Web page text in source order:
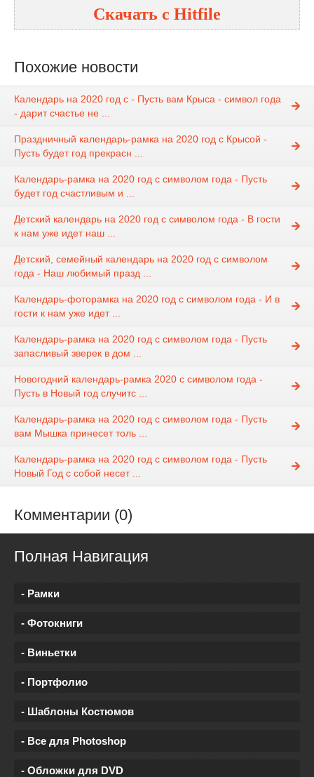
Скачать с Hitfile
Похожие новости
Календарь на 2020 год с - Пусть вам Крыса - символ года
- дарит счастье не ...
Праздничный календарь-рамка на 2020 год с Крысой -
Пусть будет год прекрасн ...
Календарь-рамка на 2020 год с символом года - Пусть
будет год счастливым и ...
Детский календарь на 2020 год с символом года - В гости
к нам уже идет наш ...
Детский, семейный календарь на 2020 год с символом
года - Наш любимый празд ...
Календарь-фоторамка на 2020 год с символом года - И в
гости к нам уже идет ...
Календарь-рамка на 2020 год с символом года - Пусть
запасливый зверек в дом ...
Новогодний календарь-рамка 2020 с символом года -
Пусть в Новый год случитс ...
Календарь-рамка на 2020 год с символом года - Пусть
вам Мышка принесет толь ...
Календарь-рамка на 2020 год с символом года - Пусть
Новый Год с собой несет ...
Комментарии (0)
Полная Навигация
- Рамки
- Фотокниги
- Виньетки
- Портфолио
- Шаблоны Костюмов
- Все для Photoshop
- Обложки для DVD